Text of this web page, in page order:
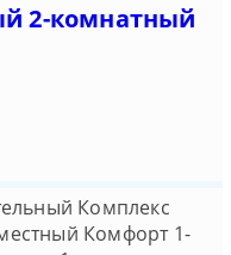
2-комнатный